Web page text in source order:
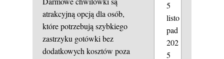
atrakcyjną opcją dla osób,
które potrzebują szybkiego
zastrzyku gotówki bez
dodatkowych kosztów poza
5
listo
pad
202
5